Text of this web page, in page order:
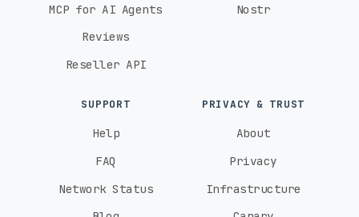
MCP for AI Agents
Reviews
Reseller API
Nostr
SUPPORT
Help
FAQ
Network Status
PRIVACY & TRUST
About
Privacy
Infrastructure